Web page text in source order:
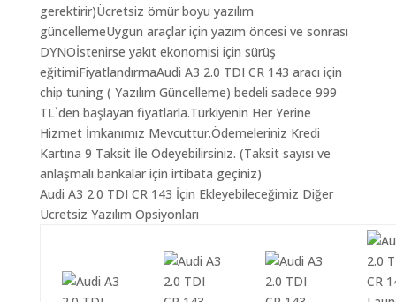
gerektirir)Ücretsiz ömür boyu yazılım
güncellemeUygun araçlar için yazım öncesi ve sonrası
DYNOİstenirse yakıt ekonomisi için sürüş
eğitimiFiyatlandırmaAudi A3 2.0 TDI CR 143 aracı için
chip tuning ( Yazılım Güncelleme) bedeli sadece 999
TL`den başlayan fiyatlarla.Türkiyenin Her Yerine
Hizmet İmkanımız Mevcuttur.Ödemeleriniz Kredi
Kartına 9 Taksit İle Ödeyebilirsiniz. (Taksit sayısı ve
anlaşmalı bankalar için irtibata geçiniz)
Audi A3 2.0 TDI CR 143 İçin Ekleyebileceğimiz Diğer
Ücretsiz Yazılım Opsiyonları